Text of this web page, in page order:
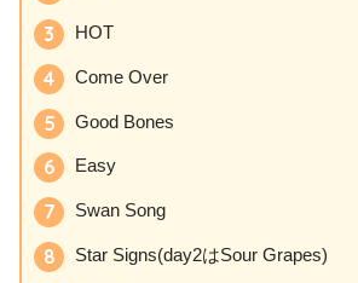
HOT
Come Over
Good Bones
Easy
Swan Song
Star Signs(day2はSour Grapes)